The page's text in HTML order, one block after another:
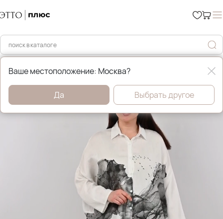
Главная Рубашки и блузы
Ваше местоположение: Москва?
Да Выбрать другое